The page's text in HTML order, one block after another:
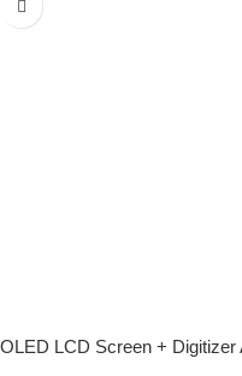
OLED LCD Screen +